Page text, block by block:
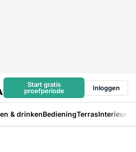
Start gratis
proefperiode
Inloggen
& drinkenBedieningTerrasInterieur